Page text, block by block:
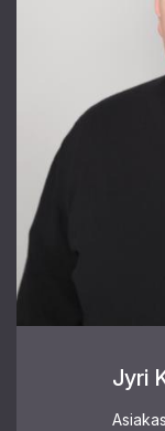
Jyri